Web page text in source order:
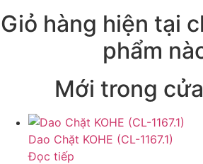
Giỏ hàng hiện tại
phẩm
Mới trong
Dao Chặt KOHE (CL-1167.1)
Đọc tiếp